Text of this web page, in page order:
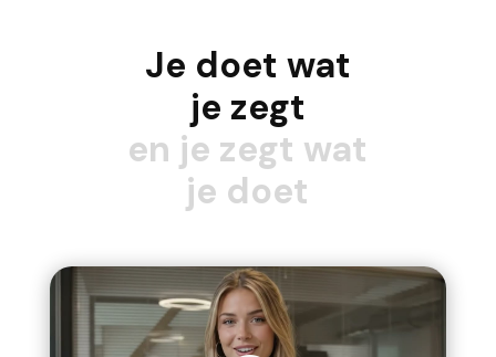
Je doet wat
je zegt
en je zegt wat
je doet